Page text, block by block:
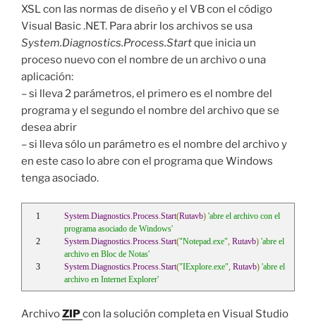
XSL con las normas de diseño y el VB con el código
Visual Basic .NET. Para abrir los archivos se usa
System.Diagnostics.Process.Startque inicia un
proceso nuevo con el nombre de un archivo o una
aplicación:
– si lleva 2 parámetros, el primero es el nombre del
programa y el segundo el nombre del archivo que se
desea abrir
– si lleva sólo un parámetro es el nombre del archivo y
en este caso lo abre con el programa que Windows
tenga asociado.
System Diagnostics Process Start(Rutavb) 'abre el archivo con el
programa asociado de Windows'
System Diagnostics Process Start("Notepad.exe" Rutavb) 'abre el
archivo en Bloc de Notas'
System Diagnostics Process Start("IExplore.exe" Rutavb) 'abre el
archivo en Internet Explorer'
ArchivoZIPcon la solución completa en Visual Studio